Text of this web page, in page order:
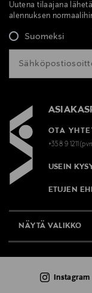
Uutena tilaajana
alennuksen
Suomeksi
OTA
+358 9
USEIN
ETUJEN
NÄYTÄ VALIKKO
AJANKOHTAISTA
Instagram